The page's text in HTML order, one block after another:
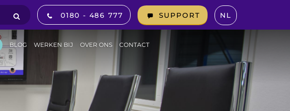
0180 - 486 777 SUPPORT NL
BLOG WERKEN BIJ OVER ONS CONTACT